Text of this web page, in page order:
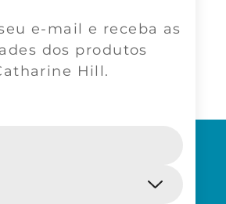
e-mail e receba as
dos produtos
Hill.